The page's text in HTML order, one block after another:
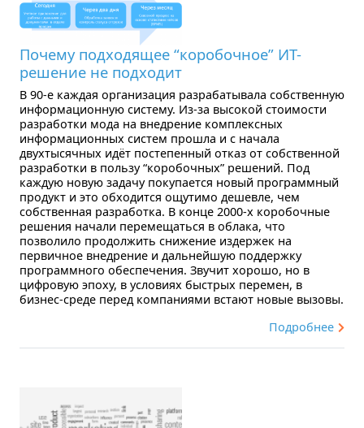
Почему подходящее “коробочное” ИТ-
решение не подходит
В 90-е каждая организация разрабатывала собственную
информационную систему. Из-за высокой стоимости
разработки мода на внедрение комплексных
информационных систем прошла и с начала
двухтысячных идёт постепенный отказ от собственной
разработки в пользу “коробочных” решений. Под
каждую новую задачу покупается новый программный
продукт и это обходится ощутимо дешевле, чем
собственная разработка. В конце 2000-х коробочные
решения начали перемещаться в облака, что
позволило продолжить снижение издержек на
первичное внедрение и дальнейшую поддержку
программного обеспечения. Звучит хорошо, но в
цифровую эпоху, в условиях быстрых перемен, в
бизнес-среде перед компаниями встают новые вызовы.
Подробнее